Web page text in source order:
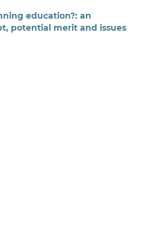
education?: an
potential merit and issues